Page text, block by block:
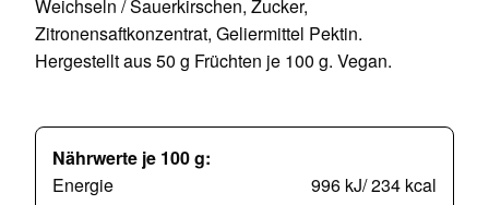
Weichseln / Sauerkirschen, Zucker,
Zitronensaftkonzentrat, Geliermittel Pektin.
Hergestellt aus 50 g Früchten je 100 g. Vegan.
Nährwerte je 100 g:
Energie
996 kJ/ 234 kcal